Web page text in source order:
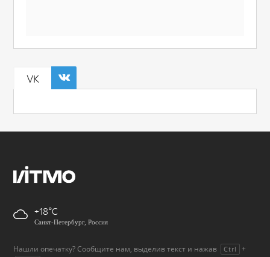
VK
+18
Санкт-Петербург, Россия
Нашли опечатку? Сообщите нам, выделив текст и нажав Ctrl +